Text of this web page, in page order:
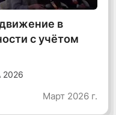
в
с учётом
2026
Март 2026 г.